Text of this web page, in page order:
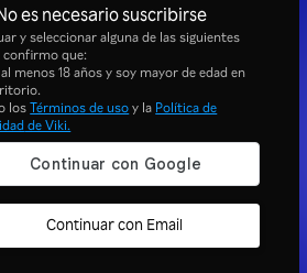
es necesario suscribirse
y seleccionar alguna de las siguientes
confirmo que:
menos 18 años y soy mayor de edad en
losTérminos de usoy la Política de
de Viki.
Continuar con Email